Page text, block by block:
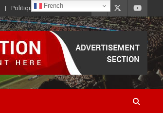
Politique de Confidentialité
French